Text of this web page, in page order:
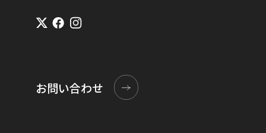
お問い合わせ